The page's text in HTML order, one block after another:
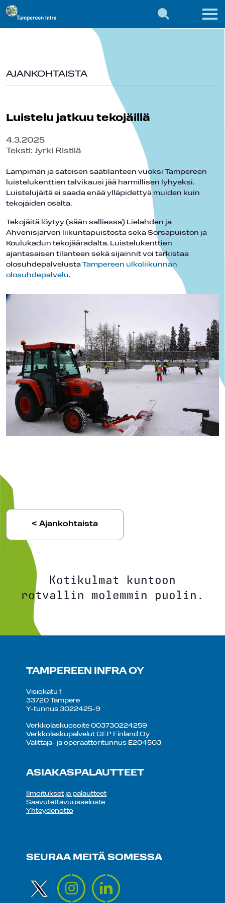
AJANKOHTAISTA
Luistelu jatkuu tekojäillä
4.3.2025
Teksti: Jyrki Ristilä
Lämpimän ja sateisen säätilanteen vuoksi Tampereen
luistelukenttien talvikausi jää harmillisen lyhyeksi.
Luistelujäitä ei saada enää ylläpidettyä muiden kuin
tekojäiden osalta.
Tekojäitä löytyy (sään salliessa) Lielahden ja
Ahvenisjärven liikuntapuistosta sekä Sorsapuiston ja
Koulukadun tekojääradalta. Luistelukenttien
ajantasaisen tilanteen sekä sijainnit voi tarkistaa
olosuhdepalvelusta Tampereen ulkoliikunnan
olosuhdepalvelu.
< Ajankohtaista
Kotikulmat kuntoon
rotvallin molemmin puolin.
TAMPEREEN INFRA OY
Visiokatu 1
33720 Tampere
Y-tunnus 3022425-9
Verkkolaskuosoite 003730224259
Verkkolaskupalvelut GEP Finland Oy
Välittäjä- ja operaattoritunnus E204503
ASIAKASPALAUTTEET
Ilmoitukset ja palautteet
Saavutettavuusseloste
Yhteydenotto
SEURAA MEITÄ SOMESSA